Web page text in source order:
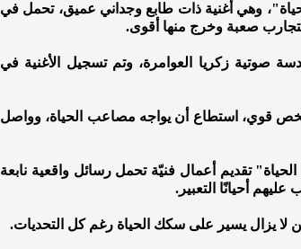
وهي أغنية ذات طابع وجداني عميق، تحمل في
صعبة وخرج منها أقوى.
صوتية زكريا العوامرة، وتم تسجيل الأغنية في
قوي، استطاع أن يواجه مصاعب الحياة، وواصل
تقديم أعمال فنيّة تحمل رسائل واقعية نابعة
أحيانًا التعبير.
يزال يسير على سكك الحياة رغم كل التحديات.